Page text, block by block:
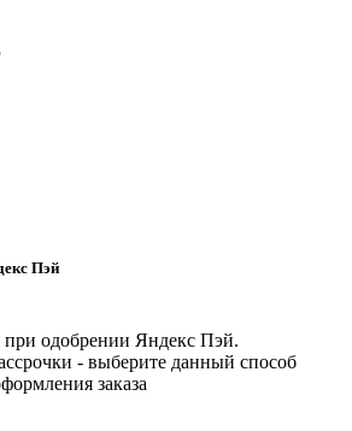
Пэй
при одобрении Яндекс Пэй.
- выберите данный способ
заказа